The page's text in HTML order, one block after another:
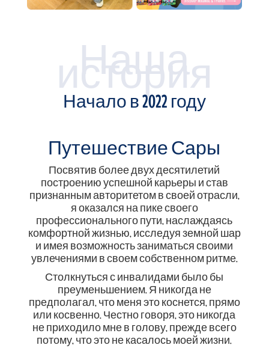
Наша
история
Начало в 2022 году
Путешествие Сары
Посвятив более двух десятилетий
построению успешной карьеры и став
признанным авторитетом в своей отрасли,
я оказался на пике своего
профессионального пути, наслаждаясь
комфортной жизнью, исследуя земной шар
и имея возможность заниматься своими
увлечениями в своем собственном ритме.
Столкнуться с инвалидами было бы
преуменьшением. Я никогда не
предполагал, что меня это коснется, прямо
или косвенно. Честно говоря, это никогда
не приходило мне в голову, прежде всего
потому, что это не касалось моей жизни.